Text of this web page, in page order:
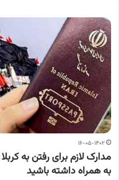
۱۶-۰۵-۱۴۰۲
به همراه داشته باشید